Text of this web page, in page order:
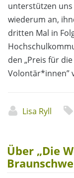
unterstützen
wiederum an,
dritten Mal in
den „Preis für
Volontär*innen”
Lisa Ryll
Über „Die